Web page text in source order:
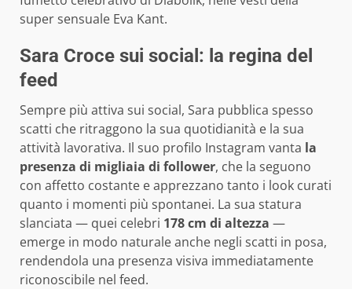
super sensuale Eva Kant.
Sara Croce sui social: la regina del
feed
Sempre più attiva sui social, Sara pubblica spesso
scatti che ritraggono la sua quotidianità e la sua
attività lavorativa. Il suo profilo Instagram vanta la
presenza di migliaia di follower, che la seguono
con affetto costante e apprezzano tanto i look curati
quanto i momenti più spontanei. La sua statura
slanciata — quei celebri 178 cm di altezza —
emerge in modo naturale anche negli scatti in posa,
rendendola una presenza visiva immediatamente
riconoscibile nel feed.